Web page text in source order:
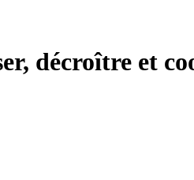
décroître et